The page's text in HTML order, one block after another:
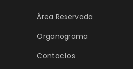
Área Reservada
Organograma
Contactos